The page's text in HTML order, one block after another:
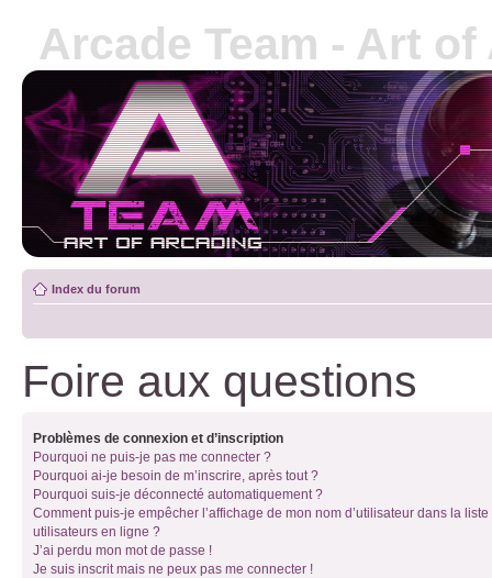
Arcade Team - Art
Index du forum
Foire aux questions
Problèmes de connexion et d’inscription
Pourquoi ne puis-je pas me connecter ?
Pourquoi ai-je besoin de m’inscrire, après tout ?
Pourquoi suis-je déconnecté automatiquement ?
Comment puis-je empêcher l’affichage de mon nom d’utilisateur dans la liste
utilisateurs en ligne ?
J’ai perdu mon mot de passe !
Je suis inscrit mais ne peux pas me connecter !